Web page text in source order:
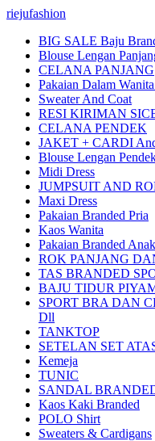
riejufashion
BIG SALE Baju
Blouse Lengan
CELANA PANJANG
Pakaian Dalam
Sweater And Coat
RESI KIRIMAN
CELANA PENDEK
JAKET + CARDI
Blouse Lengan
Midi Dress
JUMPSUIT AND
Maxi Dress
Pakaian Branded Pria
Kaos Wanita
Pakaian Branded Anak
ROK PANJANG
TAS BRANDED
BAJU TIDUR
SPORT BRA DAN
Dll
TANKTOP
SETELAN SET
Kemeja
TUNIC
SANDAL
Kaos Kaki Branded
POLO Shirt
Sweaters & Cardigans